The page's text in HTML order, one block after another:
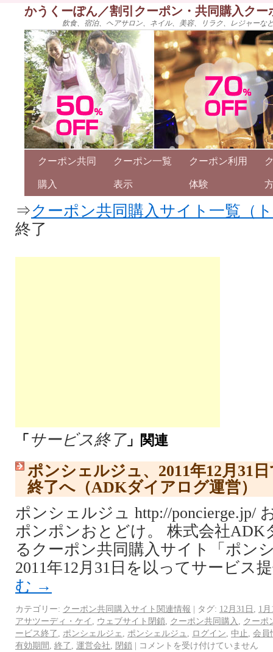
かうくーぽん／割引クーポン・共同購入ク
飲食、宿泊、ヘアサロン、ネイル、美容、リラク、レジャー
クーポン共同
購入
クーポン一覧
表示
クーポン利用
体験
⇒クーポン共同購入サイト一覧（
終了
「 サービス終了 」関連
ポンシェルジュ、2011年12月31
終了へ（ADKダイアログ運営）
ポンシェルジュ http://poncierge.jp/
ポンポンおとどけ。 株式会社ADK
るクーポン共同購入サイト「ポン
2011年12月31日を以ってサービス
む →
カテゴリー: クーポン共同購入サイト関連情報 | タグ: 12月31日
1
アサツーディ・ケイ
ウェブサイト閉鎖 クーポン共同購入
クーポ
ービス終了
ポンシェルジェ ポンシェルジュ ログイン 中止
会員
有効期間
終了 運営会社 閉鎖 | コメントを受け付けていません